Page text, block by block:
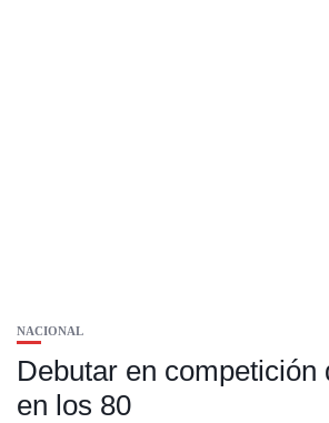
NACIONAL
Debutar en competición
en los 80